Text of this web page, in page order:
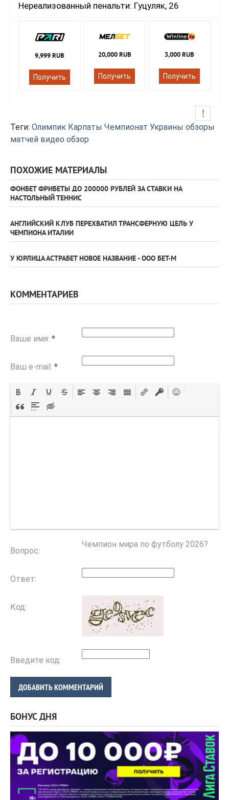
Нереализованный пенальти: Гуцуляк, 26
9,999 RUB
Получить
20,000 RUB
Получить
3,000 RUB
Получить
Теги: Олимпик Карпаты Чемпионат Украины обзоры
матчей видео обзор
ПОХОЖИЕ МАТЕРИАЛЫ
ФОНБЕТ ФРИБЕТЫ ДО 200000 РУБЛЕЙ ЗА СТАВКИ НА
НАСТОЛЬНЫЙ ТЕННИС
АНГЛИЙСКИЙ КЛУБ ПЕРЕХВАТИЛ ТРАНСФЕРНУЮ ЦЕЛЬ У
ЧЕМПИОНА ИТАЛИИ
У ЮРЛИЦА АСТРАБЕТ НОВОЕ НАЗВАНИЕ - ООО БЕТ-М
КОММЕНТАРИЕВ
Ваше имя: *
Ваш e-mail: *
Вопрос:
Чемпион мира по футболу 2026?
Ответ:
Код:
Введите код:
ДОБАВИТЬ КОММЕНТАРИЙ
БОНУС ДНЯ